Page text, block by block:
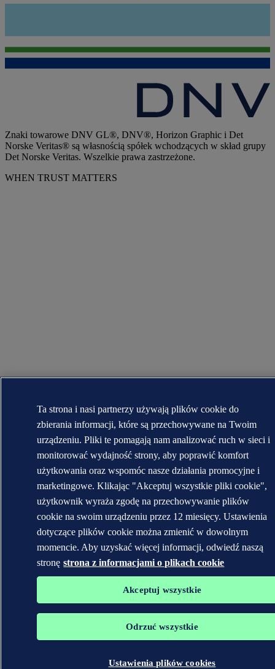
Znaki towarowe DNV GL®, DNV®, Horizon Graphic i Det
Norske Veritas® są własnością spółek wchodzących w skład grupy
Det Norske Veritas. Wszelkie prawa zastrzeżone.
WHEN TRUST MATTERS
Ta strona i nasi partnerzy używają plików cookie do
zbierania informacji, które są przechowywane na Twoim
urządzeniu. Pliki te pomagają nam analizować ruch w sieci i
monitorować wydajność strony, aby poprawić komfort
użytkowania oraz wspomóc nasze działania promocyjne i
marketingowe. Klikając "Akceptuj wszystkie pliki cookie",
użytkownik wyraża zgodę na przechowywanie plików
cookie na swoim urządzeniu przez 12 miesięcy. Ustawienia
dotyczące plików cookie można zmienić w dowolnym
momencie. Aby uzyskać więcej informacji, odwiedź naszą
stronę strona z informacjami o plikach cookie
Akceptuj wszystkie
Odrzuć wszystkie
Ustawienia plików cookies